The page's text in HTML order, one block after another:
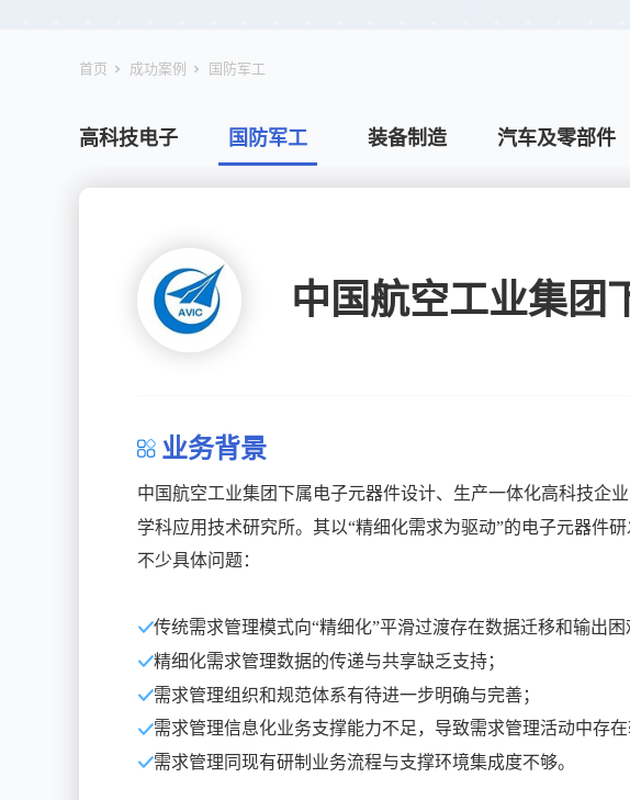
首页 成功案例 国防军工
高科技电子 国防军工 装备制造 汽车及零部件
中国航空工业集团
业务背景
中国航空工业集团下属电子元器件设计、生产一体化高科技企
学科应用技术研究所。其以“精细化需求为驱动”的电子元器件
不少具体问题：
传统需求管理模式向“精细化”平滑过渡存在数据迁移和输出困
精细化需求管理数据的传递与共享缺乏支持；
需求管理组织和规范体系有待进一步明确与完善；
需求管理信息化业务支撑能力不足，导致需求管理活动中存
需求管理同现有研制业务流程与支撑环境集成度不够。